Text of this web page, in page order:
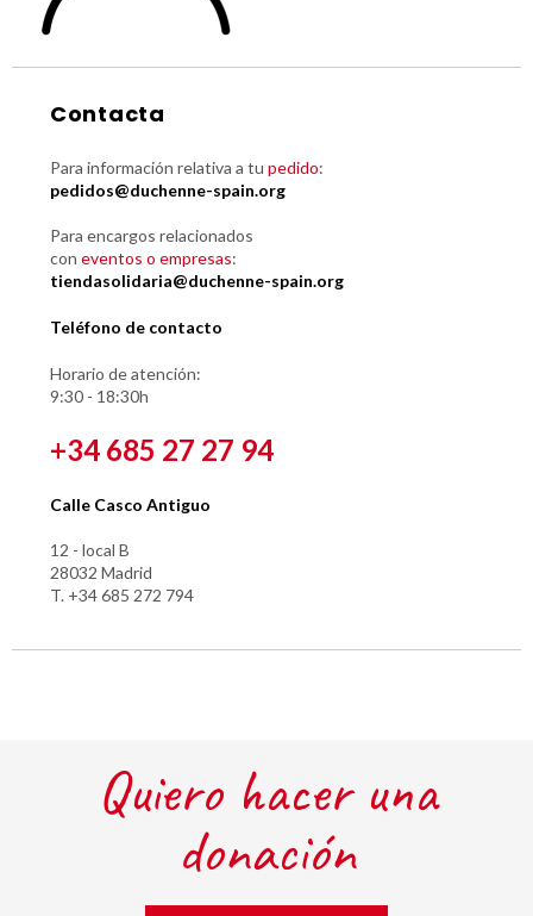
Contacta
Para información relativa a tu pedido:
pedidos@duchenne-spain.org
Para encargos relacionados
con eventos o empresas:
tiendasolidaria@duchenne-spain.org
Teléfono de contacto
Horario de atención:
9:30 - 18:30h
+34 685 27 27 94
Calle Casco Antiguo
12 - local B
28032 Madrid
T. +34 685 272 794
Quiero hacer una
donación